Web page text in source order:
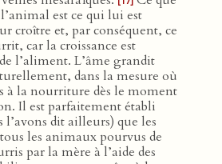
est ce qui lui est
croître et, par conséquent, ce
car la croissance est
l’aliment. L’âme grandit
dans la mesure où
à la nourriture dès le moment
Il est parfaitement établi
dit ailleurs) que les
les animaux pourvus de
par la mère à l’aide des